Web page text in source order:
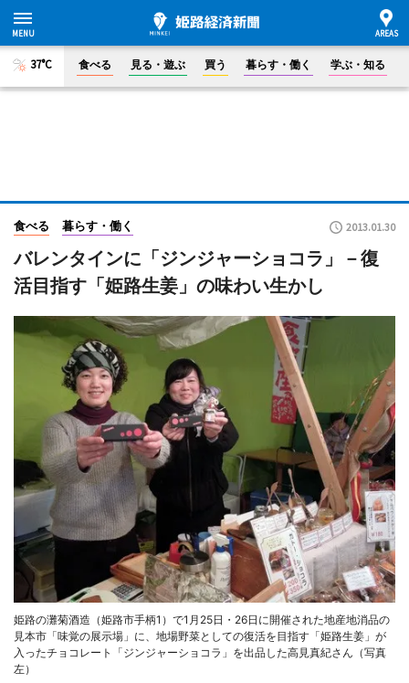
37°C 食べる 見る・遊ぶ 買う 暮らす・働く 学ぶ・知る
食べる 暮らす・働く 2013.01.30
バレンタインに「ジンジャーショコラ」－復
活目指す「姫路生姜」の味わい生かし
姫路の灘菊酒造（姫路市手柄1）で1月25日・26日に開催された地産地消品の
見本市「味覚の展示場」に、地場野菜としての復活を目指す「姫路生姜」が
入ったチョコレート「ジンジャーショコラ」を出品した高見真紀さん（写真
左）